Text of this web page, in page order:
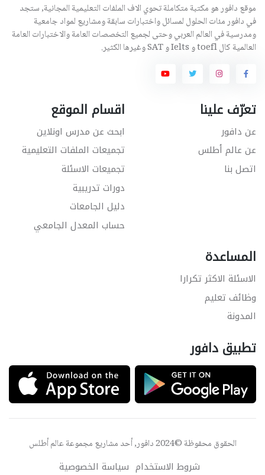
موقع دافور هو مكتبة متكاملة تحوي الاف الملفات التعليمية المجانية, ستجد
في دافور مئات الحلول لمسائل واختبارات سابقة ومشاريع لمواد جامعية
ومدرسية في العالم العربي وحتى لجميع التخصصات العامة والاختبارات العامة
العالمية كال toefl و Ielts و SAT وغيرها الكثير.
تعرّف علينا
عن دافور
عن عالم أطلس
اتصل بنا
اقسام الموقع
ابحث عن مدرس اونلاين
تجميعات الملفات التعليمية
تجميعات الاسئلة
دورات تدريبية
دليل الجامعات
حساب المعدل الجامعي
المساعدة
الاسئلة الاكثر تكرارا
وظائف تعليم
المدونة
تطبيق دافور
الحقوق محفوظة ©2024 دافور, أحد مشاريع مجموعة عالم أطلس
شروط الاستخدام سياسة الخصوصية